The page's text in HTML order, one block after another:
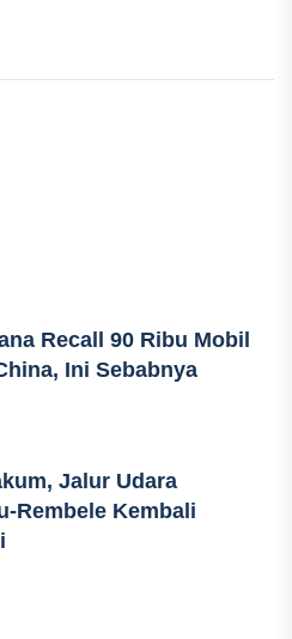
Recall 90 Ribu Mobil
Ini Sebabnya
Jalur Udara
Rembele Kembali